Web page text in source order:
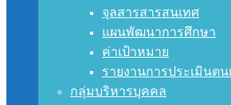
จุลสารสารสนเทศ
แผนพัฒนาการศึกษา
ค่าเป้าหมาย
รายงานการประเมินตน
กลุ่มบริหารบุคคล